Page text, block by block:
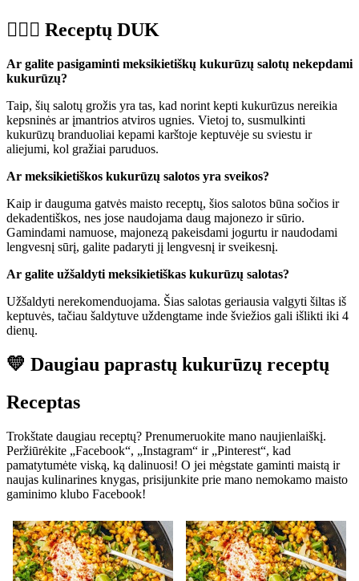
🙋🏼‍♀️ Receptų DUK
Ar galite pasigaminti meksikietiškų kukurūzų salotų nekepdami
kukurūzų?
Taip, šių salotų grožis yra tas, kad norint kepti kukurūzus nereikia
kepsninės ar įmantrios atviros ugnies. Vietoj to, susmulkinti
kukurūzų branduoliai kepami karštoje keptuvėje su sviestu ir
aliejumi, kol gražiai paruduos.
Ar meksikietiškos kukurūzų salotos yra sveikos?
Kaip ir dauguma gatvės maisto receptų, šios salotos būna sočios ir
dekadentiškos, nes jose naudojama daug majonezo ir sūrio.
Gamindami namuose, majonezą pakeisdami jogurtu ir naudodami
lengvesnį sūrį, galite padaryti jį lengvesnį ir sveikesnį.
Ar galite užšaldyti meksikietiškas kukurūzų salotas?
Užšaldyti nerekomenduojama. Šias salotas geriausia valgyti šiltas iš
keptuvės, tačiau šaldytuve uždengtame inde šviežios gali išlikti iki 4
dienų.
💛 Daugiau paprastų kukurūzų receptų
Receptas
Trokštate daugiau receptų? Prenumeruokite mano naujienlaiškį.
Peržiūrėkite „Facebook“, „Instagram“ ir „Pinterest“, kad
pamatytumėte viską, ką dalinuosi! O jei mėgstate gaminti maistą ir
naujas kulinarines knygas, prisijunkite prie mano nemokamo maisto
gaminimo klubo Facebook!